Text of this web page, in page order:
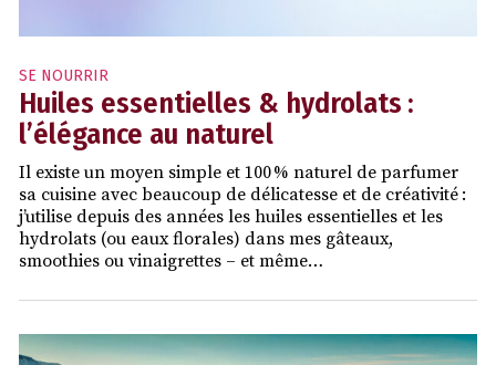
SE NOURRIR
Huiles essentielles & hydrolats :
l’élégance au naturel
Il existe un moyen simple et 100 % naturel de parfumer
sa cuisine avec beaucoup de délicatesse et de créativité :
j’utilise depuis des années les huiles essentielles et les
hydrolats (ou eaux florales) dans mes gâteaux,
smoothies ou vinaigrettes – et même…